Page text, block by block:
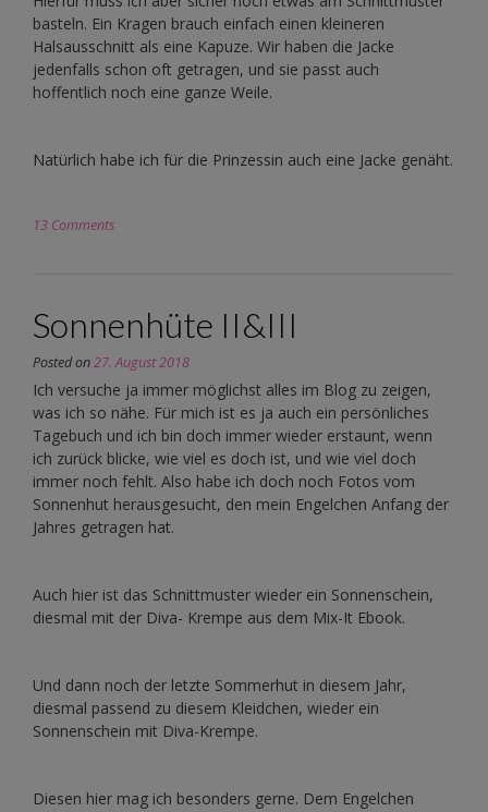
basteln. Ein Kragen brauch einfach einen kleineren
Halsausschnitt als eine Kapuze. Wir haben die Jacke
jedenfalls schon oft getragen, und sie passt auch
hoffentlich noch eine ganze Weile.
Natürlich habe ich für die Prinzessin auch eine Jacke genäht.
13 Comments
Sonnenhüte II&III
Posted on27. August 2018
Ich versuche ja immer möglichst alles im Blog zu zeigen,
was ich so nähe. Für mich ist es ja auch ein persönliches
Tagebuch und ich bin doch immer wieder erstaunt, wenn
ich zurück blicke, wie viel es doch ist, und wie viel doch
immer noch fehlt. Also habe ich doch noch Fotos vom
Sonnenhut herausgesucht, den mein Engelchen Anfang der
Jahres getragen hat.
Auch hier ist das Schnittmuster wieder ein Sonnenschein,
diesmal mit der Diva- Krempe aus dem Mix-It Ebook.
Und dann noch der letzte Sommerhut in diesem Jahr,
diesmal passend zu diesem Kleidchen, wieder ein
Sonnenschein mit Diva-Krempe.
Diesen hier mag ich besonders gerne. Dem Engelchen